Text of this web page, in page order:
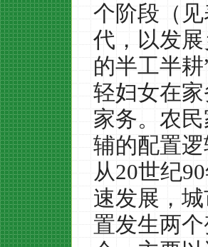
个阶段（
代，以发
的半工半
轻妇女在
家务。农
辅的配置
从20世纪90
速发展，
置发生两